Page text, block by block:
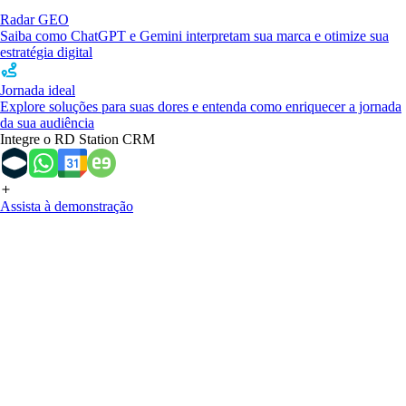
Radar GEO
Saiba como ChatGPT e Gemini interpretam sua marca e otimize sua
estratégia digital
Jornada ideal
Explore soluções para suas dores e entenda como enriquecer a jornada
da sua audiência
Integre o RD Station CRM
Assista à demonstração